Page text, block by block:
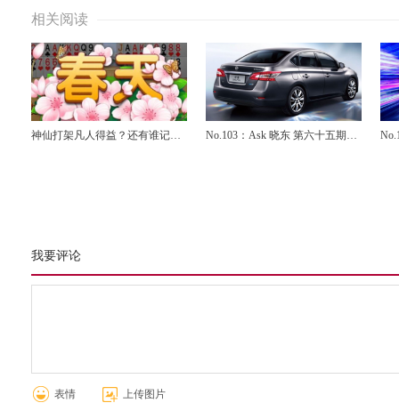
相关阅读
神仙打架凡人得益？还有谁记
No.103：Ask 晓东 第六十五期：
我要评论
表情 上传图片